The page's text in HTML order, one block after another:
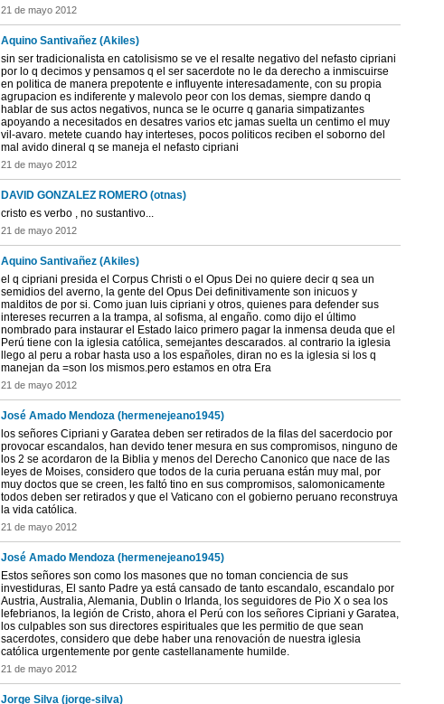
21 de mayo 2012
Aquino Santivañez (Akiles)
sin ser tradicionalista en catolisismo se ve el resalte negativo del nefasto cipriani
por lo q decimos y pensamos q el ser sacerdote no le da derecho a inmiscuirse
en politica de manera prepotente e influyente interesadamente, con su propia
agrupacion es indiferente y malevolo peor con los demas, siempre dando q
hablar de sus actos negativos, nunca se le ocurre q ganaria simpatizantes
apoyando a necesitados en desatres varios etc jamas suelta un centimo el muy
vil-avaro. metete cuando hay interteses, pocos politicos reciben el soborno del
mal avido dineral q se maneja el nefasto cipriani
21 de mayo 2012
DAVID GONZALEZ ROMERO (otnas)
cristo es verbo , no sustantivo...
21 de mayo 2012
Aquino Santivañez (Akiles)
el q cipriani presida el Corpus Christi o el Opus Dei no quiere decir q sea un
semidios del averno, la gente del Opus Dei definitivamente son inicuos y
malditos de por si. Como juan luis cipriani y otros, quienes para defender sus
intereses recurren a la trampa, al sofisma, al engaño. como dijo el último
nombrado para instaurar el Estado laico primero pagar la inmensa deuda que el
Perú tiene con la iglesia católica, semejantes descarados. al contrario la iglesia
llego al peru a robar hasta uso a los españoles, diran no es la iglesia si los q
manejan da =son los mismos.pero estamos en otra Era
21 de mayo 2012
José Amado Mendoza (hermenejeano1945)
los señores Cipriani y Garatea deben ser retirados de la filas del sacerdocio por
provocar escandalos, han devido tener mesura en sus compromisos, ninguno de
los 2 se acordaron de la Biblia y menos del Derecho Canonico que nace de las
leyes de Moises, considero que todos de la curia peruana están muy mal, por
muy doctos que se creen, les faltó tino en sus compromisos, salomonicamente
todos deben ser retirados y que el Vaticano con el gobierno peruano reconstruya
la vida católica.
21 de mayo 2012
José Amado Mendoza (hermenejeano1945)
Estos señores son como los masones que no toman conciencia de sus
investiduras, El santo Padre ya está cansado de tanto escandalo, escandalo por
Austria, Australia, Alemania, Dublin o Irlanda, los seguidores de Pio X o sea los
lefebrianos, la legión de Cristo, ahora el Perú con los señores Cipriani y Garatea,
los culpables son sus directores espirituales que les permitio de que sean
sacerdotes, considero que debe haber una renovación de nuestra iglesia
católica urgentemente por gente castellanamente humilde.
21 de mayo 2012
Jorge Silva (jorge-silva)